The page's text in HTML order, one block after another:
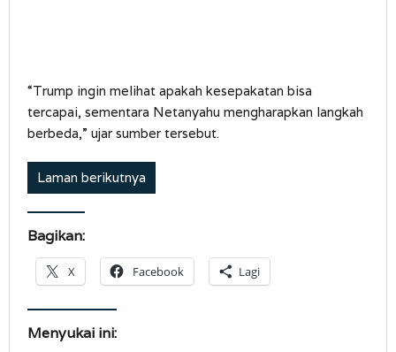
“Trump ingin melihat apakah kesepakatan bisa
tercapai, sementara Netanyahu mengharapkan langkah
berbeda,” ujar sumber tersebut.
Laman berikutnya
Bagikan:
X Facebook Lagi
Menyukai ini: